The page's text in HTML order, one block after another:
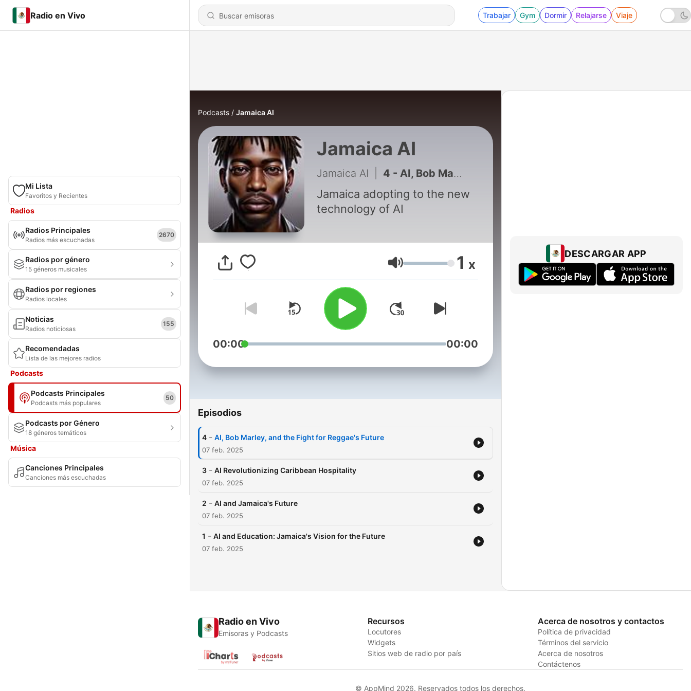
Radio en Vivo Trabajar Gym Dormir Relajarse Viaje
Mi Lista
Favoritos y Recientes
Radios
Radios Principales
Radios más escuchadas
2670
Radios por género
15 géneros musicales
Radios por regiones
Radios locales
Noticias
Radios noticiosas
155
Recomendadas
Lista de las mejores radios
Podcasts
Podcasts Principales
Podcasts más populares
50
Podcasts por Género
18 géneros temáticos
Música
Canciones Principales
Canciones más escuchadas
Podcasts Jamaica AI
Jamaica AI
Jamaica AI 4 - AI, Bob Marley, and the Fight for Reggae's Future
Jamaica adopting to the new
technology of AI
Volumen 1 x
00:00 00:00
Episodios
4 - AI, Bob Marley, and the Fight for Reggae's Future
07 feb. 2025
3 - AI Revolutionizing Caribbean Hospitality
07 feb. 2025
2 - AI and Jamaica's Future
07 feb. 2025
1 - AI and Education: Jamaica's Vision for the Future
07 feb. 2025
DESCARGAR APP
Radio en Vivo
Emisoras y Podcasts
Recursos
Locutores
Widgets
Sitios web de radio por país
Acerca de nosotros y contactos
Política de privacidad
Términos del servicio
Acerca de nosotros
Contáctenos
© AppMind 2026. Reservados todos los derechos.